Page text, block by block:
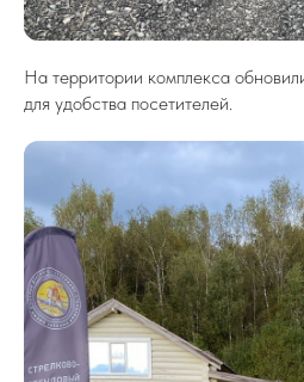
На территории комплекса
для удобства посетителей.